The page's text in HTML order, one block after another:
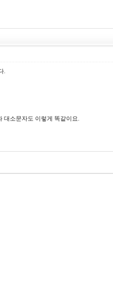
.
대소문자도 이렇게 똑같이요.